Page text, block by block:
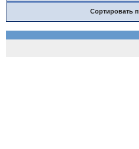
Сортировать